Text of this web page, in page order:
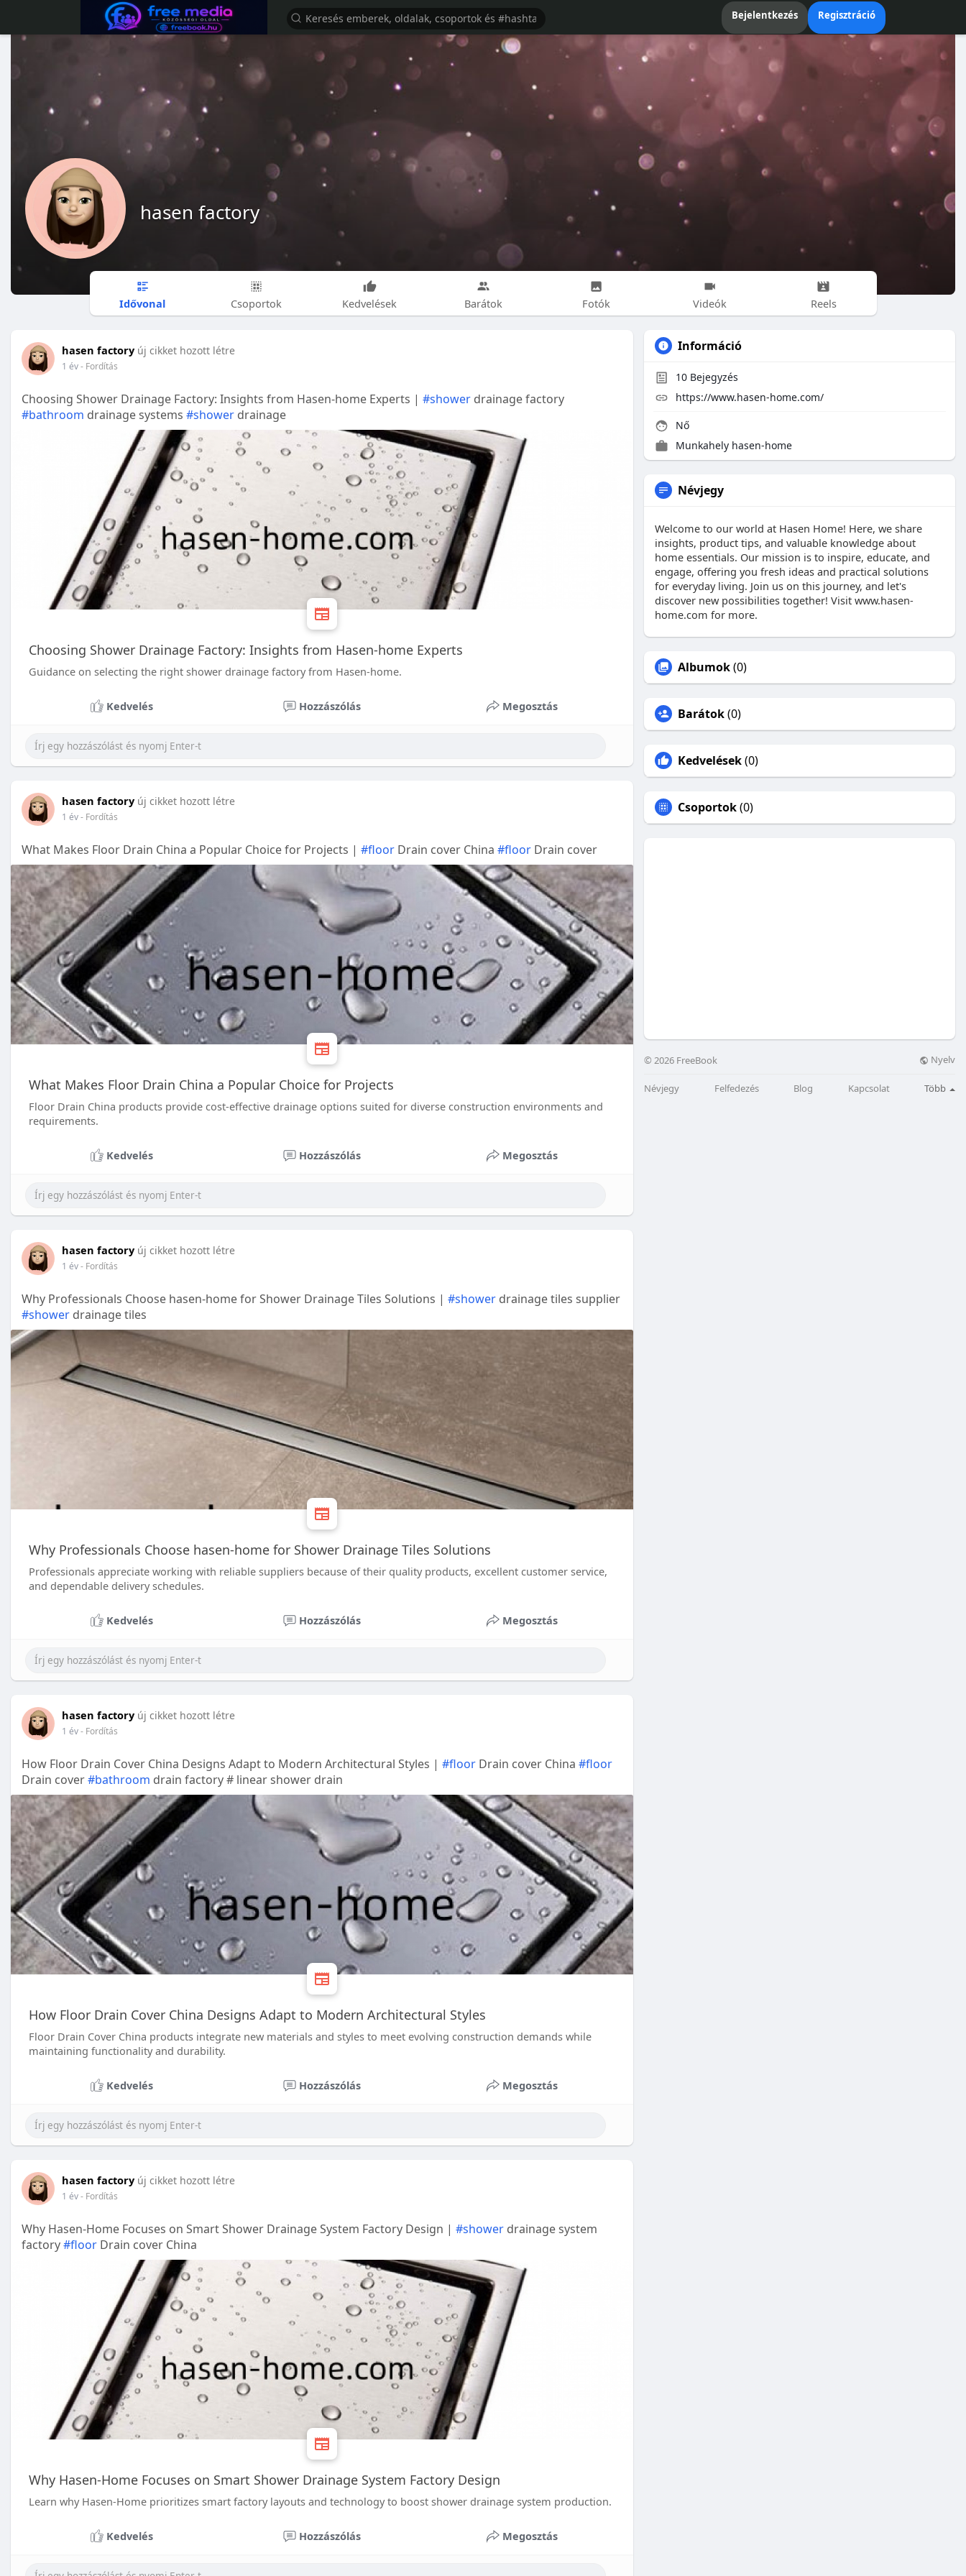
Bejelentkezés Regisztráció
hasen factory
Idővonal Csoportok Kedvelések Barátok Fotók Videók Reels
hasen factory új cikket hozott létre
1 év- Fordítás
Choosing Shower Drainage Factory: Insights from Hasen-home Experts | #shower drainage factory
#bathroom drainage systems #shower drainage
Choosing Shower Drainage Factory: Insights from Hasen-home Experts
Guidance on selecting the right shower drainage factory from Hasen-home.
Kedvelés Hozzászólás Megosztás
hasen factory új cikket hozott létre
1 év- Fordítás
What Makes Floor Drain China a Popular Choice for Projects | #floor Drain cover China #floor Drain cover
What Makes Floor Drain China a Popular Choice for Projects
Floor Drain China products provide cost-effective drainage options suited for diverse construction environments and
requirements.
Kedvelés Hozzászólás Megosztás
hasen factory új cikket hozott létre
1 év- Fordítás
Why Professionals Choose hasen-home for Shower Drainage Tiles Solutions | #shower drainage tiles supplier
#shower drainage tiles
Why Professionals Choose hasen-home for Shower Drainage Tiles Solutions
Professionals appreciate working with reliable suppliers because of their quality products, excellent customer service,
and dependable delivery schedules.
Kedvelés Hozzászólás Megosztás
hasen factory új cikket hozott létre
1 év- Fordítás
How Floor Drain Cover China Designs Adapt to Modern Architectural Styles | #floor Drain cover China #floor
Drain cover#bathroom drain factory # linear shower drain
How Floor Drain Cover China Designs Adapt to Modern Architectural Styles
Floor Drain Cover China products integrate new materials and styles to meet evolving construction demands while
maintaining functionality and durability.
Kedvelés Hozzászólás Megosztás
hasen factory új cikket hozott létre
1 év- Fordítás
Why Hasen-Home Focuses on Smart Shower Drainage System Factory Design | #shower drainage system
factory#floor Drain cover China
Why Hasen-Home Focuses on Smart Shower Drainage System Factory Design
Learn why Hasen-Home prioritizes smart factory layouts and technology to boost shower drainage system production.
Kedvelés Hozzászólás Megosztás
Információ
10 Bejegyzés
https://www.hasen-home.com/
Nő
Munkahely hasen-home
Névjegy
Welcome to our world at Hasen Home! Here, we share
insights, product tips, and valuable knowledge about
home essentials. Our mission is to inspire, educate, and
engage, offering you fresh ideas and practical solutions
for everyday living. Join us on this journey, and let's
discover new possibilities together! Visit www.hasen-
home.com for more.
Albumok(0)
Barátok(0)
Kedvelések(0)
Csoportok(0)
© 2026 FreeBook Nyelv
Névjegy Felfedezés Blog Kapcsolat Több